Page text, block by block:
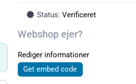
Status: Verificeret
Webshop ejer?
Rediger informationer
Get embed code